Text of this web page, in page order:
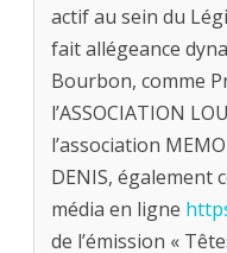
actif au sein du
fait allégeance
Bourbon, comme
l’ASSOCIATION
l’association
DENIS, également
média en ligne
de l’émission «